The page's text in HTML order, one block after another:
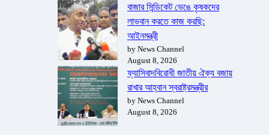
বাজার সিন্ডিকেট ভেঙে কৃষকদের
লাভবান করতে কাজ করছি:
আইনমন্ত্রী
by News Channel
August 8, 2026
ফ্যাসিবাদবিরোধী জাতীয় ঐক্য বজায়
রাখার আহ্বান স্বরাষ্ট্রমন্ত্রীর
by News Channel
August 8, 2026